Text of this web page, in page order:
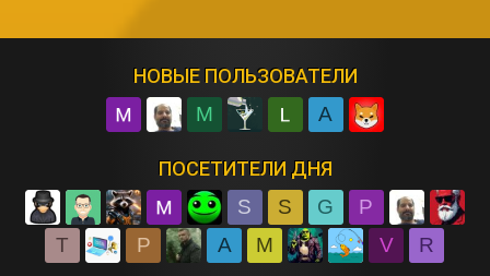
НОВЫЕ ПОЛЬЗОВАТЕЛИ
M A
ПОСЕТИТЕЛИ ДНЯ
S S G
P
T
P A M V R